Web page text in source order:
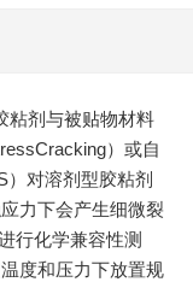
粘剂与被贴物材料
）或自
对溶剂型胶粘剂
力下会产生细微裂
行化学兼容性测
度和压力下放置规